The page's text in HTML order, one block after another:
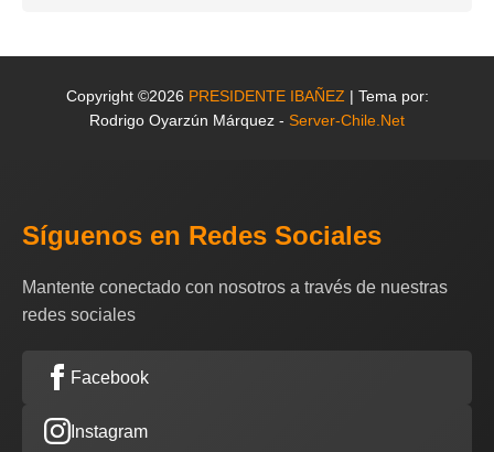
Copyright ©2026 PRESIDENTE IBAÑEZ | Tema por:
Rodrigo Oyarzún Márquez - Server-Chile.Net
Síguenos en Redes Sociales
Mantente conectado con nosotros a través de nuestras
redes sociales
Facebook
Instagram